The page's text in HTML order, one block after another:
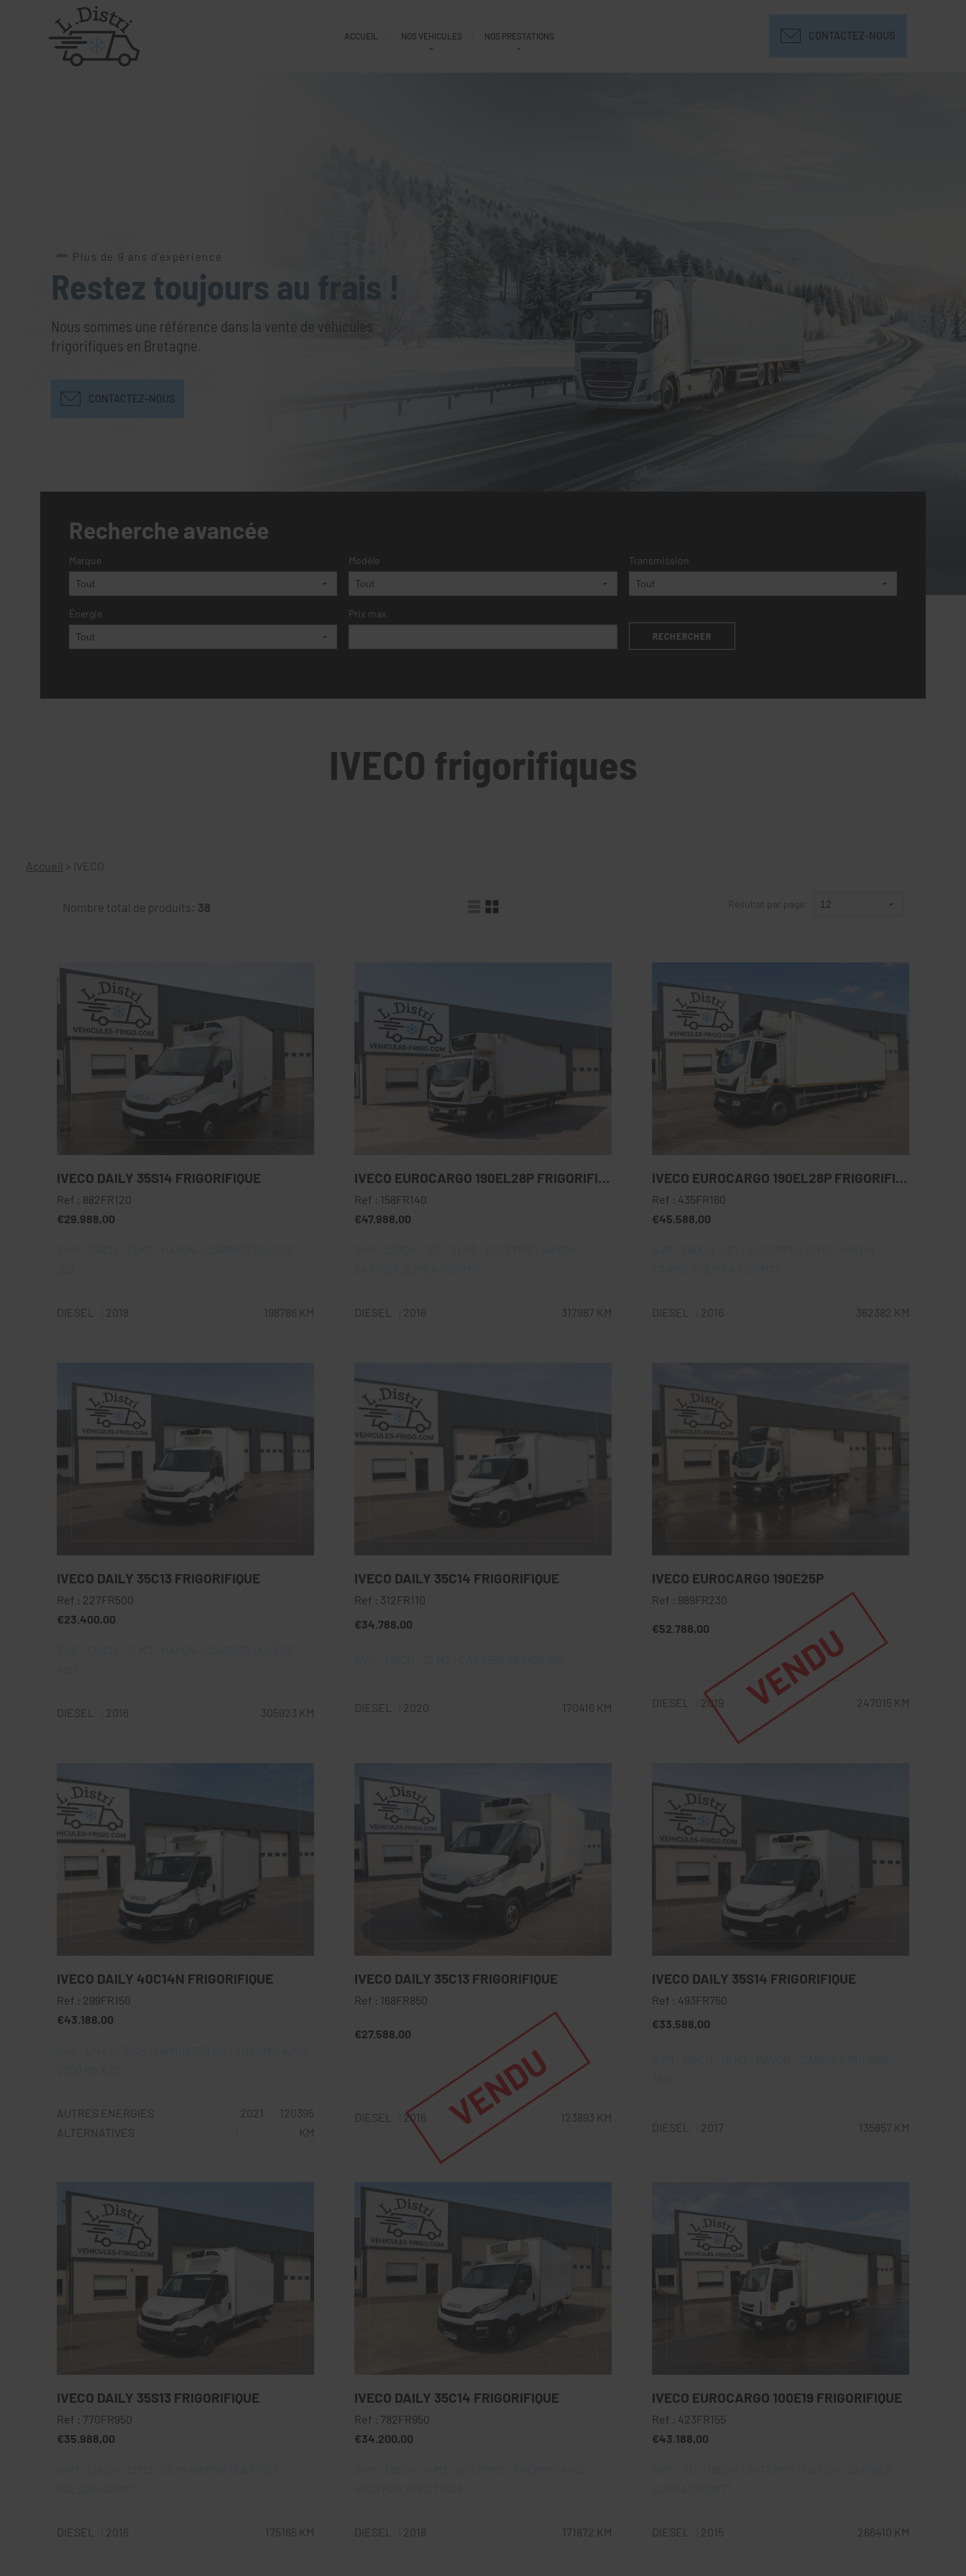
ACCUEIL NOS VÉHICULES NOS PRESTATIONS CONTACTEZ-NOUS
Plus de 9 ans d’expérience
Restez toujours au frais !
Nous sommes une référence dans la vente de véhicules
frigorifiques en Bretagne.
CONTACTEZ-NOUS
Recherche avancée
Marque
Énergie
Modèle
Prix max
Transmission
IVECO frigorifiques
Accueil > IVECO
Nombre total de produits: 38 Résultat par page:
IVECO DAILY 35S14 FRIGORIFIQUE
Ref : 882FR120
€29.988,00
DIESEL 2018 198786 KM
IVECO EUROCARGO 190EL28P FRIGORIFIQUE
Ref : 158FR140
€47.988,00
DIESEL 2016 317987 KM
IVECO EUROCARGO 190EL28P FRIGORIFIQUE
Ref : 435FR160
€45.588,00
DIESEL 2016 362382 KM
IVECO DAILY 35C13 FRIGORIFIQUE
Ref : 227FR500
€23.400,00
DIESEL 2016 305923 KM
IVECO DAILY 35C14 FRIGORIFIQUE
Ref : 312FR110
€34.788,00
DIESEL 2020 170416 KM
IVECO EUROCARGO 190E25P
Ref : 989FR230
€52.788,00 VENDU
DIESEL 2019 247015 KM
IVECO DAILY 40C14N FRIGORIFIQUE
Ref : 299FR150
€43.188,00
AUTRES ENERGIES
ALTERNATIVES
2021
120395
KM
IVECO DAILY 35C13 FRIGORIFIQUE
Ref : 168FR850
€27.588,00
VENDU
DIESEL 2016 123893 KM
IVECO DAILY 35S14 FRIGORIFIQUE
Ref : 493FR750
€33.588,00
DIESEL 2017 135857 KM
IVECO DAILY 35S13 FRIGORIFIQUE
Ref : 770FR950
€35.988,00
DIESEL 2016 175165 KM
IVECO DAILY 35C14 FRIGORIFIQUE
Ref : 782FR950
€34.200,00
DIESEL 2018 171872 KM
IVECO EUROCARGO 100E19 FRIGORIFIQUE
Ref : 423FR155
€43.188,00
DIESEL 2015 266410 KM